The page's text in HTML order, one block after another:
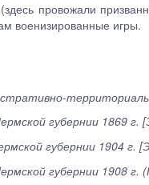
провожали
военизированные игры.
губернии 1869
губернии 1904
губернии 1908 г.